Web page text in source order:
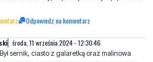
sernik, ciasto z galaretką oraz malinowa
kawy!
komentarz Odpowiedz na komentarz